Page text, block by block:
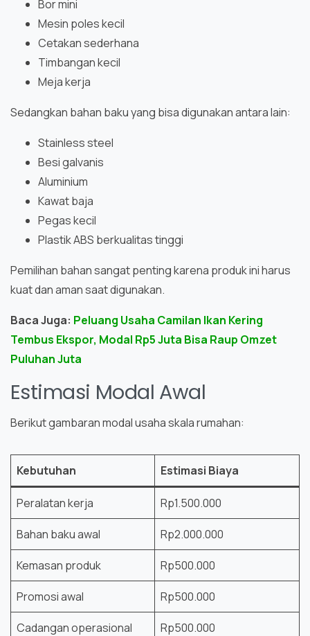
Bor mini
Mesin poles kecil
Cetakan sederhana
Timbangan kecil
Meja kerja
Sedangkan bahan baku yang bisa digunakan antara lain:
Stainless steel
Besi galvanis
Aluminium
Kawat baja
Pegas kecil
Plastik ABS berkualitas tinggi
Pemilihan bahan sangat penting karena produk ini harus
kuat dan aman saat digunakan.
Baca Juga: Peluang Usaha Camilan Ikan Kering
Tembus Ekspor, Modal Rp5 Juta Bisa Raup Omzet
Puluhan Juta
Estimasi Modal Awal
Berikut gambaran modal usaha skala rumahan:
Kebutuhan Estimasi Biaya
Peralatan kerja Rp1.500.000
Bahan baku awal Rp2.000.000
Kemasan produk Rp500.000
Promosi awal Rp500.000
Cadangan operasional Rp500.000